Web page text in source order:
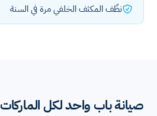
نظّف المكثف الخلفي مرة في السنة
صيانة باب واحد لكل الماركات